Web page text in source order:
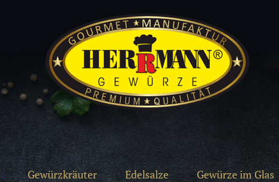
Gewürzkräuter Edelsalze Gewürze im Glas